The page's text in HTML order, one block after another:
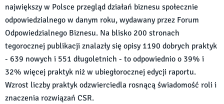
największy w Polsce przegląd działań biznesu społecznie
odpowiedzialnego w danym roku, wydawany przez Forum
Odpowiedzialnego Biznesu. Na blisko 200 stronach
tegorocznej publikacji znalazły się opisy 1190 dobrych praktyk
- 639 nowych i 551 długoletnich - to odpowiednio o 39% i
32% więcej praktyk niż w ubiegłorocznej edycji raportu.
Wzrost liczby praktyk odzwierciedla rosnącą świadomość roli i
znaczenia rozwiązań CSR.